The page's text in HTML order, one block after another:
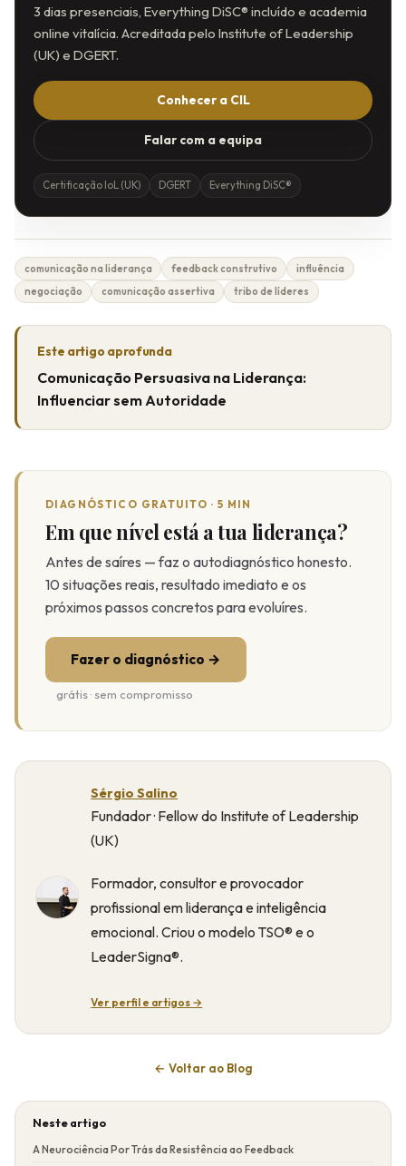
3 dias presenciais, Everything DiSC® incluído e academia
online vitalícia. Acreditada pelo Institute of Leadership
(UK) e DGERT.
Conhecer a CIL
Falar com a equipa
Certificação IoL (UK) DGERT Everything DiSC®
comunicação na liderança feedback construtivo
influência
negociação
comunicação assertiva tribo de líderes
Este artigo aprofunda
Comunicação Persuasiva na Liderança:
Influenciar sem Autoridade
DIAGNÓSTICO GRATUITO · 5 MIN
Em que nível está a tua liderança?
Antes de saíres — faz o autodiagnóstico honesto.
10 situações reais, resultado imediato e os
próximos passos concretos para evoluíres.
Fazer o diagnóstico →
grátis · sem compromisso
Sérgio Salino
Fundador · Fellow do Institute of Leadership
(UK)
Formador, consultor e provocador
profissional em liderança e inteligência
emocional. Criou o modelo TSO® e o
LeaderSigna®.
Ver perfil e artigos →
← Voltar ao Blog
Neste artigo
A Neurociência Por Trás da Resistência ao Feedback